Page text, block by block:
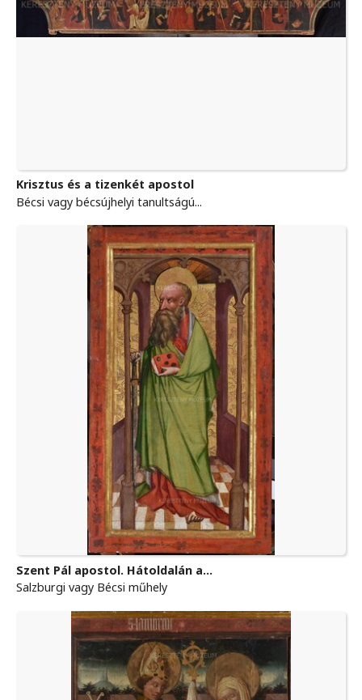
Krisztus és a tizenkét apostol
Bécsi vagy bécsújhelyi tanultságú...
Szent Pál apostol. Hátoldalán a...
Salzburgi vagy Bécsi műhely